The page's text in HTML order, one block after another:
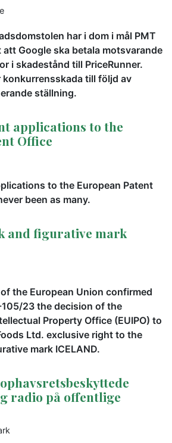
har i dom i mål PMT
Google ska betala motsvarande
i skadestånd till PriceRunner.
konkurrensskada till följd av
ställning.
applications to the
Office
to the European Patent
been as many.
and figurative mark
the European Union confirmed
105/23 the decision of the
Property Office (EUIPO) to
Ltd. exclusive right to the
mark ICELAND.
radio på offentlige